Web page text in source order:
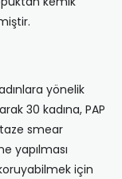
yönelik
30 kadına, PAP
smear
yapılması
için